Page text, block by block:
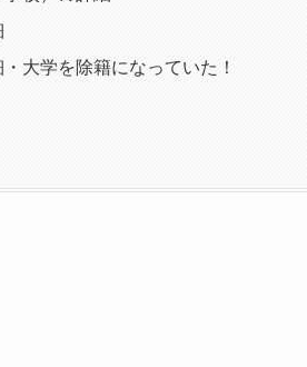
大学を除籍になっていた！